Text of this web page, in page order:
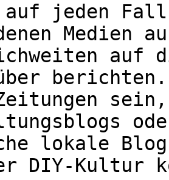
auf jeden
Medien
auf
berichten.
lokale
DIY-Kultur